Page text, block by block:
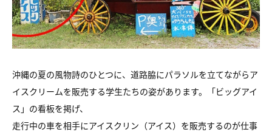
沖縄の夏の風物詩のひとつに、道路脇にパラソルを立てながらア
イスクリームを販売する学生たちの姿があります。「ビッグアイ
ス」の看板を掲げ、
走行中の車を相手にアイスクリン（アイス）を販売するのが仕事